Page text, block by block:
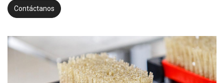
Contáctanos